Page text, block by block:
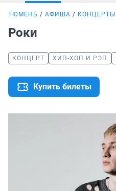
ТЮМЕНЬ АФИША КОНЦЕРТЫ
Роки
КОНЦЕРТ ХИП-ХОП И РЭП
Купить билеты